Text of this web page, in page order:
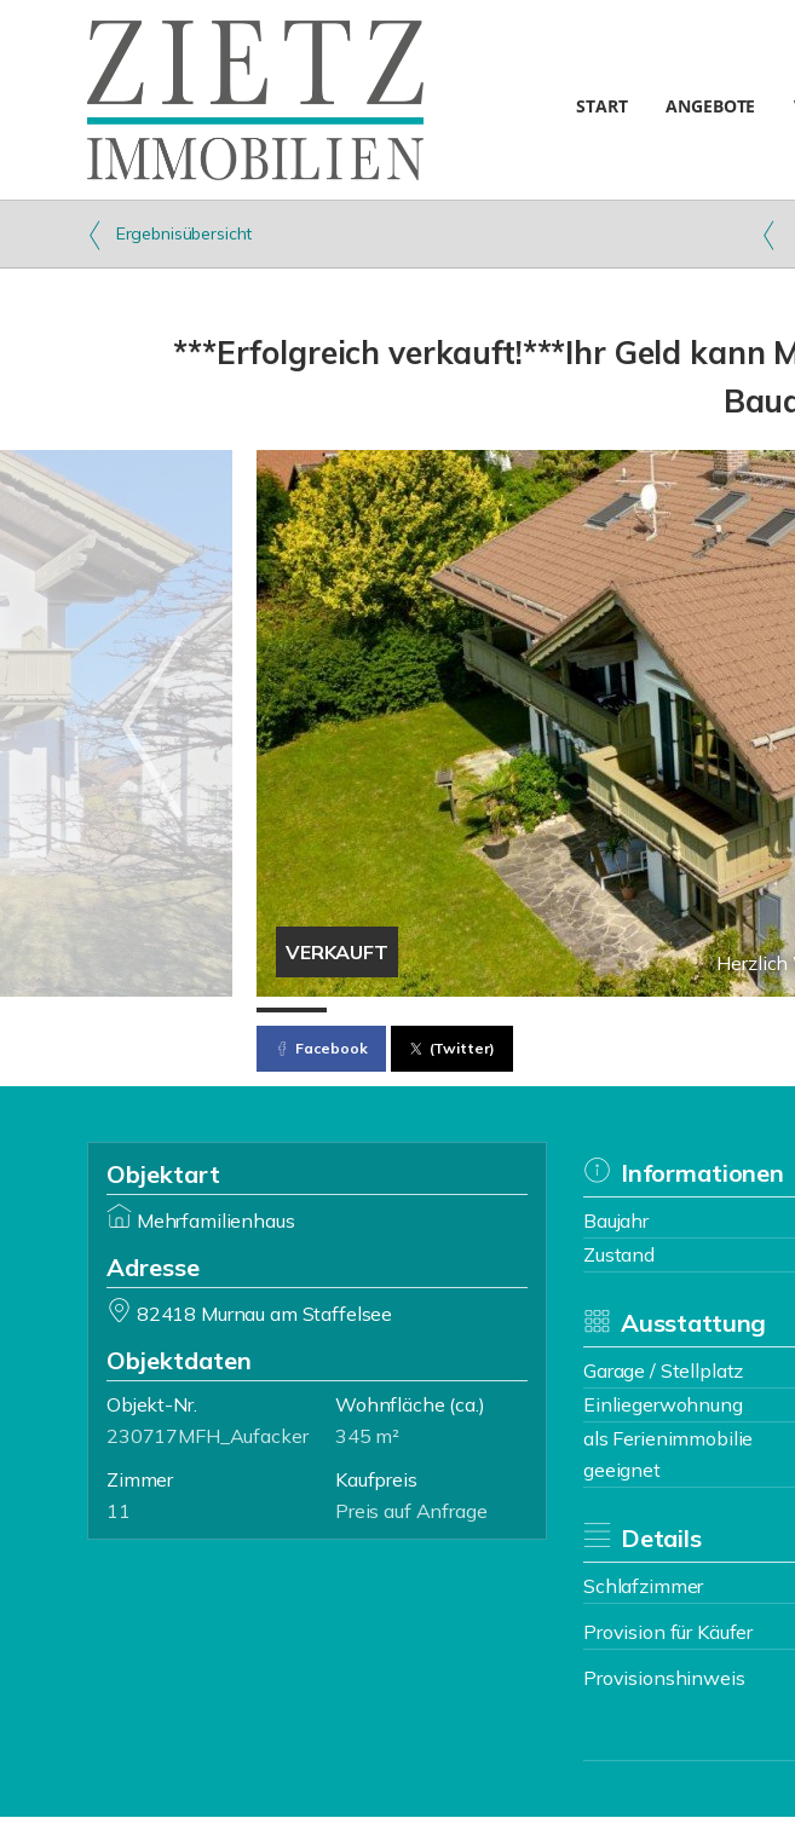
START ANGEBOTE
Ergebnisübersicht
***Erfolgreich verkauft!***Ihr Geld kann
Herzlich
VERKAUFT
Facebook (Twitter)
Objektart
Mehrfamilienhaus
Adresse
82418 Murnau am Staffelsee
Objektdaten
Objekt-Nr.
230717MFH_Aufacker
Wohnfläche (ca.)
345 m²
Zimmer
11
Kaufpreis
Preis auf Anfrage
Informationen
Baujahr
Zustand
Ausstattung
Garage / Stellplatz
Einliegerwohnung
als Ferienimmobilie
geeignet
Details
Schlafzimmer
Provision für Käufer
Provisionshinweis